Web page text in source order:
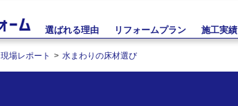
選ばれる理由 リフォームプラン 施工実
現場レポート 水まわりの床材選び